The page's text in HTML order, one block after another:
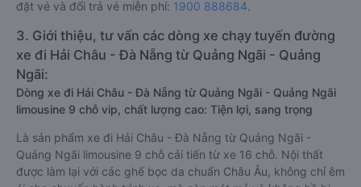
đặt vé và đổi trả vé miễn phí: 1900 888684.
3. Giới thiệu, tư vấn các dòng xe chạy tuyến đường
xe đi Hải Châu - Đà Nẵng từ Quảng Ngãi - Quảng
Ngãi:
Dòng xe đi Hải Châu - Đà Nẵng từ Quảng Ngãi - Quảng Ngãi
limousine 9 chỗ vip, chất lượng cao: Tiện lợi, sang trọng
Là sản phẩm xe đi Hải Châu - Đà Nẵng từ Quảng Ngãi -
Quảng Ngãi limousine 9 chỗ cải tiến từ xe 16 chỗ. Nội thất
được làm lại với các ghế bọc da chuẩn Châu Âu, không chỉ êm